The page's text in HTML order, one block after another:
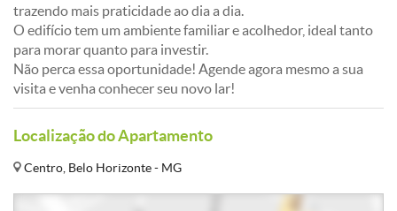
trazendo mais praticidade ao dia a dia.
O edifício tem um ambiente familiar e acolhedor, ideal tanto
para morar quanto para investir.
Não perca essa oportunidade! Agende agora mesmo a sua
visita e venha conhecer seu novo lar!
Localização do Apartamento
Centro, Belo Horizonte - MG